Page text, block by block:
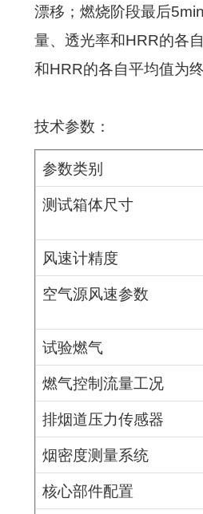
漂移；燃烧阶段最后5min
量、透光率和HRR的各
和HRR的各自平均值为
技术参数：
参数类别
测试箱体尺寸
风速计精度
空气源风速参数
试验燃气
燃气控制流量工况
排烟道压力传感器
烟密度测量系统
核心部件配置